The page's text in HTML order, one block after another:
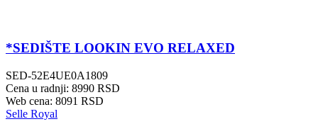
*SEDIŠTE LOOKIN EVO RELAXED
SED-52E4UE0A1809
Cena u radnji: 8990 RSD
Web cena: 8091 RSD
Selle Royal